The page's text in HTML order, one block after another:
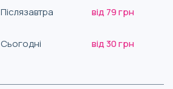
Післязавтра від 79 грн
Сьогодні від 30 грн